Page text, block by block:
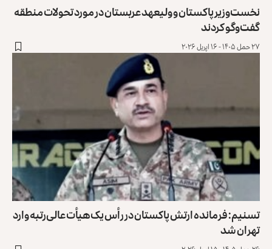
نخست‌وزیر پاکستان و ولیعهد عربستان در مورد تحولات منطقه
گفت‌وگو کردند
تسنیم: فرمانده ارتش پاکستان در رأس یک هیأت عالی‌رتبه وارد
تهران شد